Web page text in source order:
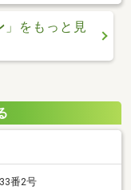
」をもっと見
番2号